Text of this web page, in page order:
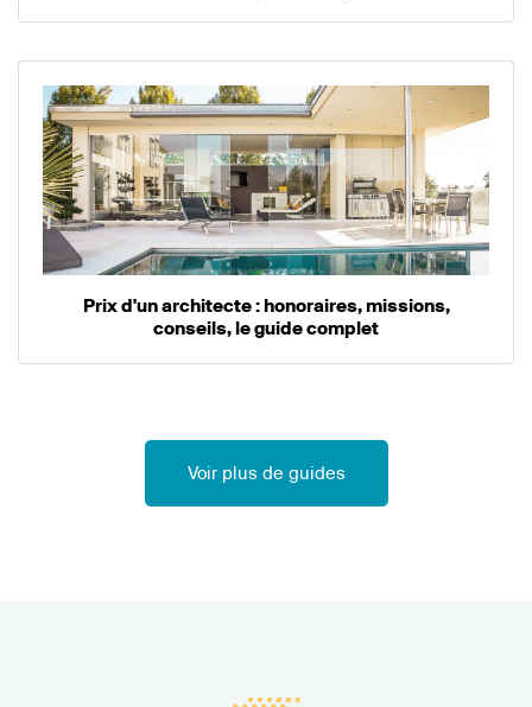
Prix d'un architecte : honoraires, missions,
conseils, le guide complet
Voir plus de guides